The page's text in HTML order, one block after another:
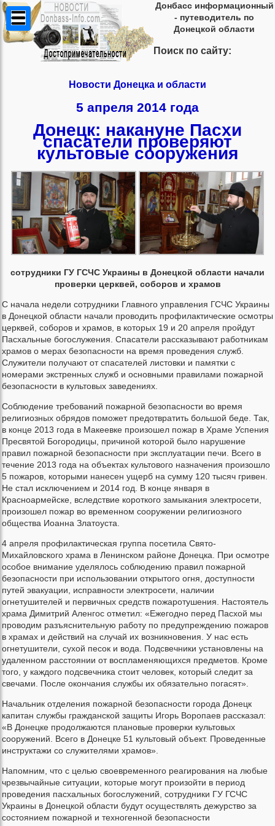
Донбасс информационный
- путеводитель по
Донецкой области
Поиск по сайту:
Новости Донецка и области
5 апреля 2014 года
Донецк: накануне Пасхи
спасатели проверяют
культовые сооружения
сотрудники ГУ ГСЧС Украины в Донецкой области начали
проверки церквей, соборов и храмов
С начала недели сотрудники Главного управления ГСЧС Украины
в Донецкой области начали проводить профилактические осмотры
церквей, соборов и храмов, в которых 19 и 20 апреля пройдут
Пасхальные богослужения. Спасатели рассказывают работникам
храмов о мерах безопасности на время проведения служб.
Служители получают от спасателей листовки и памятки с
номерами экстренных служб и основными правилами пожарной
безопасности в культовых заведениях.
Соблюдение требований пожарной безопасности во время
религиозных обрядов поможет предотвратить большой беде. Так,
в конце 2013 года в Макеевке произошел пожар в Храме Успения
Пресвятой Богородицы, причиной которой было нарушение
правил пожарной безопасности при эксплуатации печи. Всего в
течение 2013 года на объектах культового назначения произошло
5 пожаров, которыми нанесен ущерб на сумму 120 тысяч гривен.
Не стал исключением и 2014 год. В конце января в
Красноармейске, вследствие короткого замыкания электросети,
произошел пожар во временном сооружении религиозного
общества Иоанна Златоуста.
4 апреля профилактическая группа посетила Свято-
Михайловского храма в Ленинском районе Донецка. При осмотре
особое внимание уделялось соблюдению правил пожарной
безопасности при использовании открытого огня, доступности
путей эвакуации, исправности электросети, наличии
огнетушителей и первичных средств пожаротушения. Настоятель
храма Димитрий Аленгос отметил: «Ежегодно перед Пасхой мы
проводим разъяснительную работу по предупреждению пожаров
в храмах и действий на случай их возникновения. У нас есть
огнетушители, сухой песок и вода. Подсвечники установлены на
удаленном расстоянии от воспламеняющихся предметов. Кроме
того, у каждого подсвечника стоит человек, который следит за
свечами. После окончания службы их обязательно погасят».
Начальник отделения пожарной безопасности города Донецк
капитан службы гражданской защиты Игорь Воропаев рассказал:
«В Донецке продолжаются плановые проверки культовых
сооружений. Всего в Донецке 51 культовый объект. Проведенные
инструктажи со служителями храмов».
Напомним, что с целью своевременного реагирования на любые
чрезвычайные ситуации, которые могут произойти в период
проведения пасхальных богослужений, сотрудники ГУ ГСЧС
Украины в Донецкой области будут осуществлять дежурство за
состоянием пожарной и техногенной безопасности